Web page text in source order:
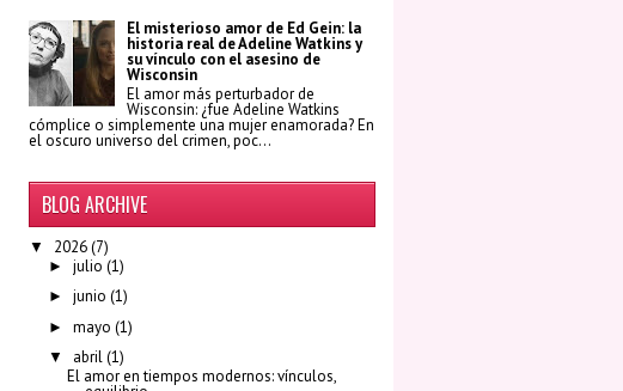
El misterioso amor de Ed Gein: la
historia real de Adeline Watkins y
su vínculo con el asesino de
Wisconsin
El amor más perturbador de
Wisconsin: ¿fue Adeline Watkins
cómplice o simplemente una mujer enamorada? En
el oscuro universo del crimen, poc...
BLOG ARCHIVE
▼ 2026(7)
► julio (1)
► junio (1)
► mayo (1)
▼ abril (1)
El amor en tiempos modernos: vínculos,